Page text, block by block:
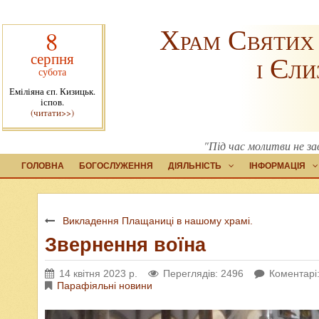
8
серпня
субота
Еміліяна єп. Кизицьк.
іспов.
(читати>>)
Храм
і
"Під час молитви не
ГОЛОВНА БОГОСЛУЖЕННЯ ДІЯЛЬНІСТЬ ІНФОРМАЦІЯ
Викладення Плащаниці в нашому храмі.
Звернення воїна
14 квітня 2023 р. Переглядів: 2496
Парафіяльні новини